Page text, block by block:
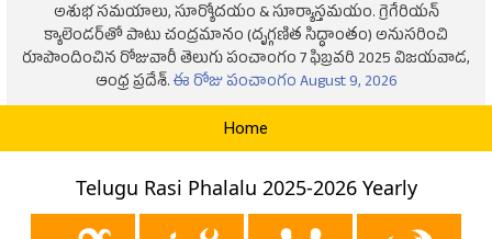
అశుభ సమయాలు, సూర్యోదయం & సూర్యాస్తమయం. గ్రెగేరియన్
క్యాలెండర్‌తో పాటు చంద్రమానం (దృగ్గణిత సిద్ధాంతం) అనుసరించి
రూపొందించిన రోజువారీ తెలుగు పంచాంగం 7 ఫిబ్రవరి 2025 విజయవాడ,
ఆంధ్ర ప్రదేశ్.ఈ రోజు పంచాంగం August 9, 2026
Home
Telugu Rasi Phalalu 2025-2026 Yearly